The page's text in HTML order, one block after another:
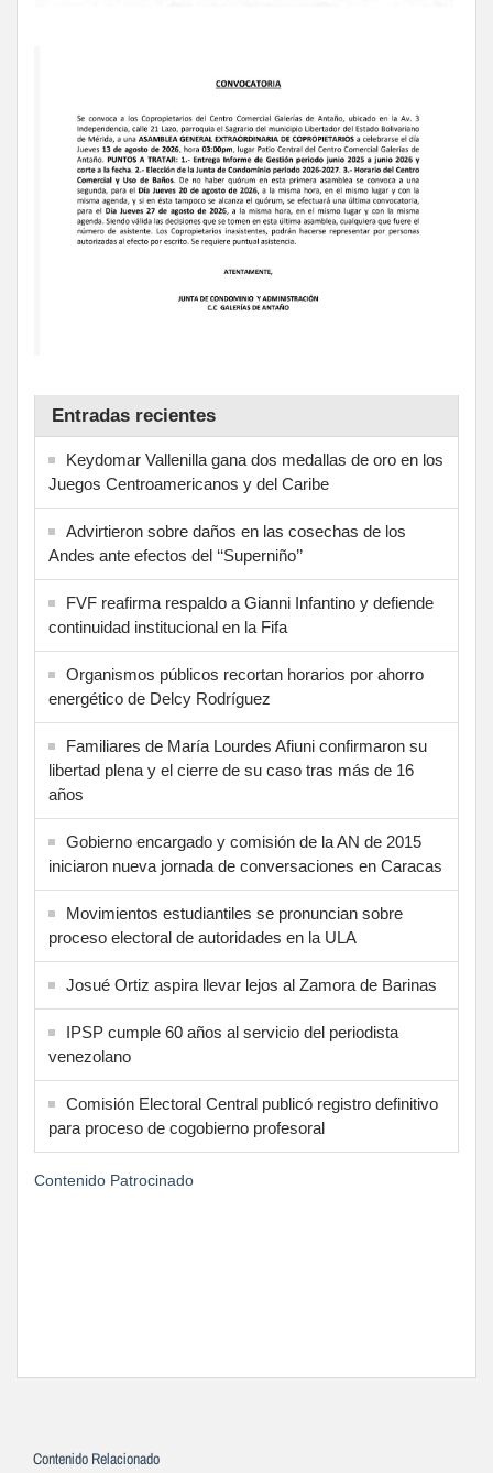
Entradas recientes
Keydomar Vallenilla gana dos medallas de oro en los
Juegos Centroamericanos y del Caribe
Advirtieron sobre daños en las cosechas de los
Andes ante efectos del ‘‘Superniño’’
FVF reafirma respaldo a Gianni Infantino y defiende
continuidad institucional en la Fifa
Organismos públicos recortan horarios por ahorro
energético de Delcy Rodríguez
Familiares de María Lourdes Afiuni confirmaron su
libertad plena y el cierre de su caso tras más de 16
años
Gobierno encargado y comisión de la AN de 2015
iniciaron nueva jornada de conversaciones en Caracas
Movimientos estudiantiles se pronuncian sobre
proceso electoral de autoridades en la ULA
Josué Ortiz aspira llevar lejos al Zamora de Barinas
IPSP cumple 60 años al servicio del periodista
venezolano
Comisión Electoral Central publicó registro definitivo
para proceso de cogobierno profesoral
Contenido Patrocinado
Contenido Relacionado